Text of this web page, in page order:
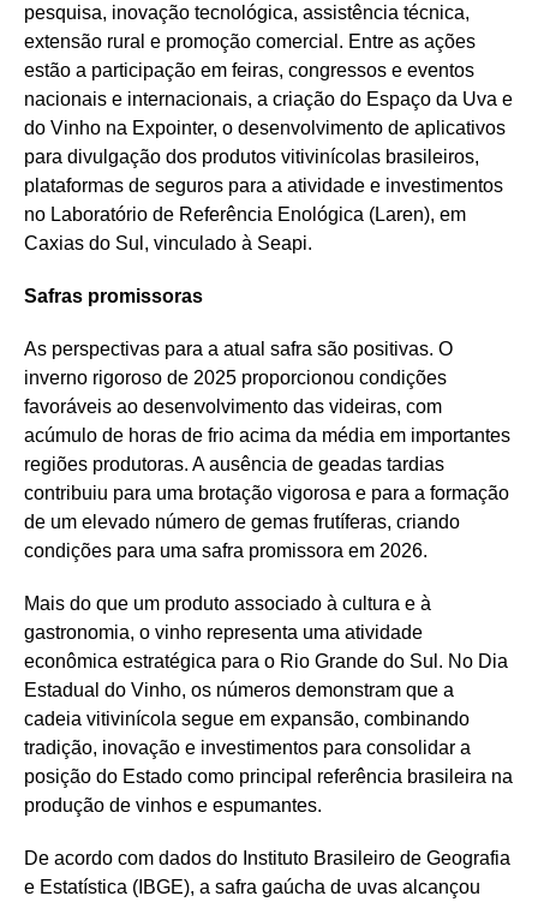
pesquisa, inovação tecnológica, assistência técnica,
extensão rural e promoção comercial. Entre as ações
estão a participação em feiras, congressos e eventos
nacionais e internacionais, a criação do Espaço da Uva e
do Vinho na Expointer, o desenvolvimento de aplicativos
para divulgação dos produtos vitivinícolas brasileiros,
plataformas de seguros para a atividade e investimentos
no Laboratório de Referência Enológica (Laren), em
Caxias do Sul, vinculado à Seapi.
Safras promissoras
As perspectivas para a atual safra são positivas. O
inverno rigoroso de 2025 proporcionou condições
favoráveis ao desenvolvimento das videiras, com
acúmulo de horas de frio acima da média em importantes
regiões produtoras. A ausência de geadas tardias
contribuiu para uma brotação vigorosa e para a formação
de um elevado número de gemas frutíferas, criando
condições para uma safra promissora em 2026.
Mais do que um produto associado à cultura e à
gastronomia, o vinho representa uma atividade
econômica estratégica para o Rio Grande do Sul. No Dia
Estadual do Vinho, os números demonstram que a
cadeia vitivinícola segue em expansão, combinando
tradição, inovação e investimentos para consolidar a
posição do Estado como principal referência brasileira na
produção de vinhos e espumantes.
De acordo com dados do Instituto Brasileiro de Geografia
e Estatística (IBGE), a safra gaúcha de uvas alcançou